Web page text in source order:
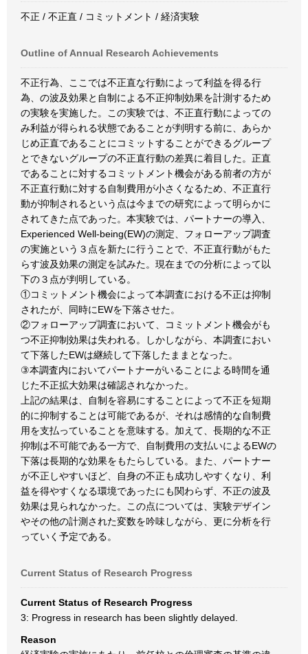
不正 / 不正直 / コミットメント / 経済実験
Outline of Annual Research Achievements
不正行為、ここでは不正直な行動によって利益を得る行
為、の波及効果と自制による不正抑制効果を計測するため
の実験を実施した。この実験では、不正直行動によっての
み利益が得られる状態であることが判明する前に、あらか
じめ正直であることにコミットすることができるグループ
とできないグループの不正直行動の差異に着目した。正直
であることに対するコミットメント機会がある前者の方が
不正直行動に対する自制費用が小さくなるため、不正直行
動が抑制されるという点は今までの研究によって明らかに
されてきた点であった。本実験では、パートナーの導入、
Experienced Well-being(EW)の測定、フォローアップ調査
の実施という３点を新たに行うことで、不正直行動がもた
らす波及効果の測定を試みた。現在までの分析によって以
下の３点が判明している。
①コミットメント機会によって本調査における不正は抑制
されたが、同時にEWを下落させた。
②フォローアップ調査において、コミットメント機会がも
つ不正抑制効果は失われる。しかしながら、本調査におい
て下落したEWは継続して下落したままとなった。
③本調査内においてパートナーがいることによる時間を通
じた不正拡大効果は確認されなかった。
上記の結果は、自制を容易にすることによって不正を短期
的に抑制することは可能であるが、それは感情的な自制費
用を支払っていることを意味する。加えて、長期的な不正
抑制は不可能である一方で、自制費用の支払いによるEWの
下落は長期的な効果をもたらしている。また、パートナー
が不正しやすいほど、自身の不正も成功しやすくなり、利
益を得やすくなる環境であったにも関わらず、不正の波及
効果は見られなかった。この点については、実験デザイン
やその他の計測された変数を吟味しながら、更に分析を行
っていく予定である。
Current Status of Research Progress
Current Status of Research Progress
3: Progress in research has been slightly delayed.
Reason